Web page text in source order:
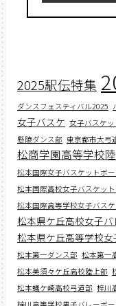
2025駅伝特集
ダンスフェスティバル2025
女子バスケ 女子バスケッ
懸陵ダンス部 東京都市大弓
松商学園高等学校
松本国際女子バスケットボ
松本国際高校女子バスケッ
松本国際高等学校女子バス
松本県ケ丘高校女子
松本県ケ丘高等学校
松本第一ダンス部 松本第一
松本美須々ケ丘高校陸上部
松本蟻ケ崎高校弓道部 梓川